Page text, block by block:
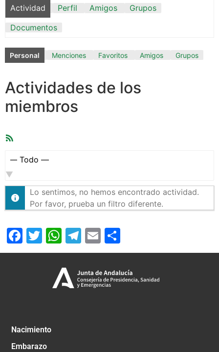
Actividad Perfil Amigos
Grupos
Documentos
Personal Menciones Favoritos Amigos Grupos
Actividades de los
miembros
Mostrar:
Lo sentimos, no hemos encontrado actividad.
Por favor, prueba un filtro diferente.
Facebook
Twitter
WhatsApp
Telegram
Email
Nacimiento
Embarazo